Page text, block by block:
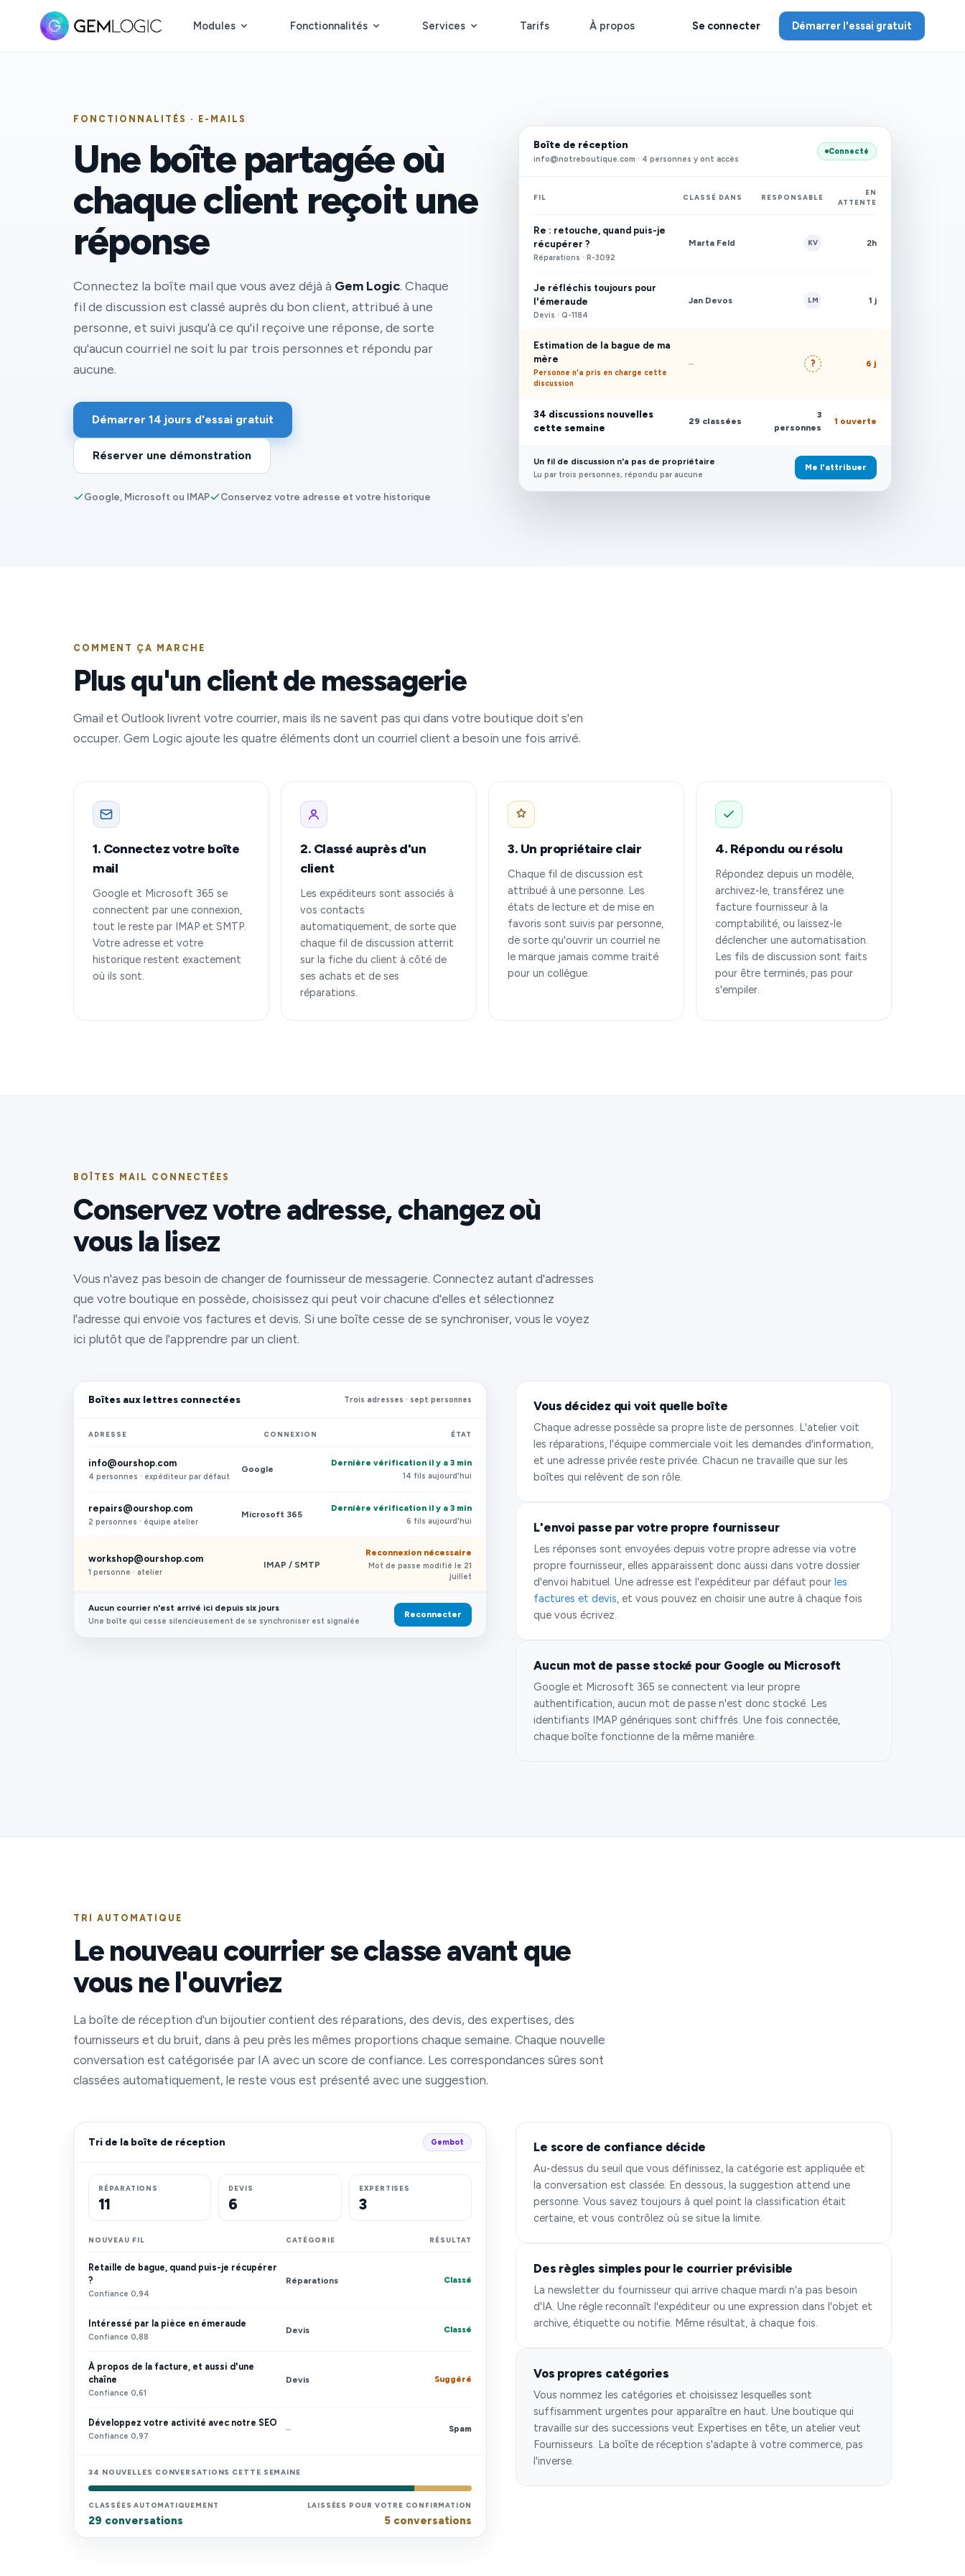
Modules Fonctionnalités Services Tarifs À propos Se connecter Démarrer l'essai gratuit
FONCTIONNALITÉS · E-MAILS
Une boîte partagée où
chaque client reçoit une
réponse
Connectez la boîte mail que vous avez déjà à Gem Logic. Chaque
fil de discussion est classé auprès du bon client, attribué à une
personne, et suivi jusqu'à ce qu'il reçoive une réponse, de sorte
qu'aucun courriel ne soit lu par trois personnes et répondu par
aucune.
Démarrer 14 jours d'essai gratuit
Réserver une démonstration
Google, Microsoft ou IMAP Conservez votre adresse et votre historique
Boîte de réception
info@notreboutique.com · 4 personnes y ont accès
Connecté
FIL CLASSÉ DANS RESPONSABLE
EN
ATTENTE
Re : retouche, quand puis-je
récupérer ?
Réparations · R-3092
Marta Feld KV 2h
Je réfléchis toujours pour
l'émeraude
Devis · Q-1184
Jan Devos LM 1 j
Estimation de la bague de ma
mère
Personne n'a pris en charge cette
discussion
– ? 6 j
34 discussions nouvelles
cette semaine
29 classées
3
personnes
1 ouverte
Un fil de discussion n'a pas de propriétaire
Lu par trois personnes, répondu par aucune
Me l'attribuer
COMMENT ÇA MARCHE
Plus qu'un client de messagerie
Gmail et Outlook livrent votre courrier, mais ils ne savent pas qui dans votre boutique doit s'en
occuper. Gem Logic ajoute les quatre éléments dont un courriel client a besoin une fois arrivé.
1. Connectez votre boîte
mail
Google et Microsoft 365 se
connectent par une connexion,
tout le reste par IMAP et SMTP.
Votre adresse et votre
historique restent exactement
où ils sont.
2. Classé auprès d'un
client
Les expéditeurs sont associés à
vos contacts
automatiquement, de sorte que
chaque fil de discussion atterrit
sur la fiche du client à côté de
ses achats et de ses
réparations.
3. Un propriétaire clair
Chaque fil de discussion est
attribué à une personne. Les
états de lecture et de mise en
favoris sont suivis par personne,
de sorte qu'ouvrir un courriel ne
le marque jamais comme traité
pour un collègue.
4. Répondu ou résolu
Répondez depuis un modèle,
archivez-le, transférez une
facture fournisseur à la
comptabilité, ou laissez-le
déclencher une automatisation.
Les fils de discussion sont faits
pour être terminés, pas pour
s'empiler.
BOÎTES MAIL CONNECTÉES
Conservez votre adresse, changez où
vous la lisez
Vous n'avez pas besoin de changer de fournisseur de messagerie. Connectez autant d'adresses
que votre boutique en possède, choisissez qui peut voir chacune d'elles et sélectionnez
l'adresse qui envoie vos factures et devis. Si une boîte cesse de se synchroniser, vous le voyez
ici plutôt que de l'apprendre par un client.
Boîtes aux lettres connectées Trois adresses · sept personnes
ADRESSE CONNEXION ÉTAT
info@ourshop.com
4 personnes · expéditeur par défaut
Google
Dernière vérification il y a 3 min
14 fils aujourd'hui
repairs@ourshop.com
2 personnes · équipe atelier
Microsoft 365
Dernière vérification il y a 3 min
6 fils aujourd'hui
workshop@ourshop.com
1 personne · atelier
IMAP / SMTP
Reconnexion nécessaire
Mot de passe modifié le 21
juillet
Aucun courrier n'est arrivé ici depuis six jours
Une boîte qui cesse silencieusement de se synchroniser est signalée
Reconnecter
Vous décidez qui voit quelle boîte
Chaque adresse possède sa propre liste de personnes. L'atelier voit
les réparations, l'équipe commerciale voit les demandes d'information,
et une adresse privée reste privée. Chacun ne travaille que sur les
boîtes qui relèvent de son rôle.
L'envoi passe par votre propre fournisseur
Les réponses sont envoyées depuis votre propre adresse via votre
propre fournisseur, elles apparaissent donc aussi dans votre dossier
d'envoi habituel. Une adresse est l'expéditeur par défaut pourles
factures et devis, et vous pouvez en choisir une autre à chaque fois
que vous écrivez.
Aucun mot de passe stocké pour Google ou Microsoft
Google et Microsoft 365 se connectent via leur propre
authentification, aucun mot de passe n'est donc stocké. Les
identifiants IMAP génériques sont chiffrés. Une fois connectée,
chaque boîte fonctionne de la même manière.
TRI AUTOMATIQUE
Le nouveau courrier se classe avant que
vous ne l'ouvriez
La boîte de réception d'un bijoutier contient des réparations, des devis, des expertises, des
fournisseurs et du bruit, dans à peu près les mêmes proportions chaque semaine. Chaque nouvelle
conversation est catégorisée par IA avec un score de confiance. Les correspondances sûres sont
classées automatiquement, le reste vous est présenté avec une suggestion.
Tri de la boîte de réception Gembot
RÉPARATIONS
11
DEVIS
6
EXPERTISES
3
NOUVEAU FIL CATÉGORIE RÉSULTAT
Retaille de bague, quand puis-je récupérer
?
Confiance 0,94
Réparations Classé
Intéressé par la pièce en émeraude
Confiance 0,88
Devis Classé
À propos de la facture, et aussi d'une
chaîne
Confiance 0,61
Devis Suggéré
Développez votre activité avec notre SEO
Confiance 0,97
– Spam
34 NOUVELLES CONVERSATIONS CETTE SEMAINE
CLASSÉES AUTOMATIQUEMENT
29 conversations
LAISSÉES POUR VOTRE CONFIRMATION
5 conversations
Le score de confiance décide
Au-dessus du seuil que vous définissez, la catégorie est appliquée et
la conversation est classée. En dessous, la suggestion attend une
personne. Vous savez toujours à quel point la classification était
certaine, et vous contrôlez où se situe la limite.
Des règles simples pour le courrier prévisible
La newsletter du fournisseur qui arrive chaque mardi n'a pas besoin
d'IA. Une règle reconnaît l'expéditeur ou une expression dans l'objet et
archive, étiquette ou notifie. Même résultat, à chaque fois.
Vos propres catégories
Vous nommez les catégories et choisissez lesquelles sont
suffisamment urgentes pour apparaître en haut. Une boutique qui
travaille sur des successions veut Expertises en tête, un atelier veut
Fournisseurs. La boîte de réception s'adapte à votre commerce, pas
l'inverse.